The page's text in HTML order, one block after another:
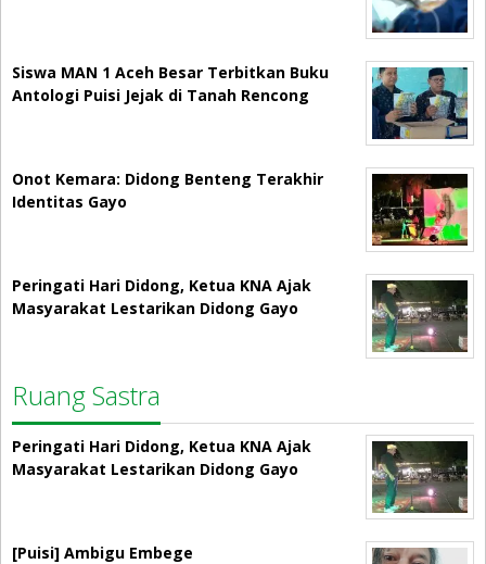
Siswa MAN 1 Aceh Besar Terbitkan Buku
Antologi Puisi Jejak di Tanah Rencong
Onot Kemara: Didong Benteng Terakhir
Identitas Gayo
Peringati Hari Didong, Ketua KNA Ajak
Masyarakat Lestarikan Didong Gayo
Ruang Sastra
Peringati Hari Didong, Ketua KNA Ajak
Masyarakat Lestarikan Didong Gayo
[Puisi] Ambigu Embege